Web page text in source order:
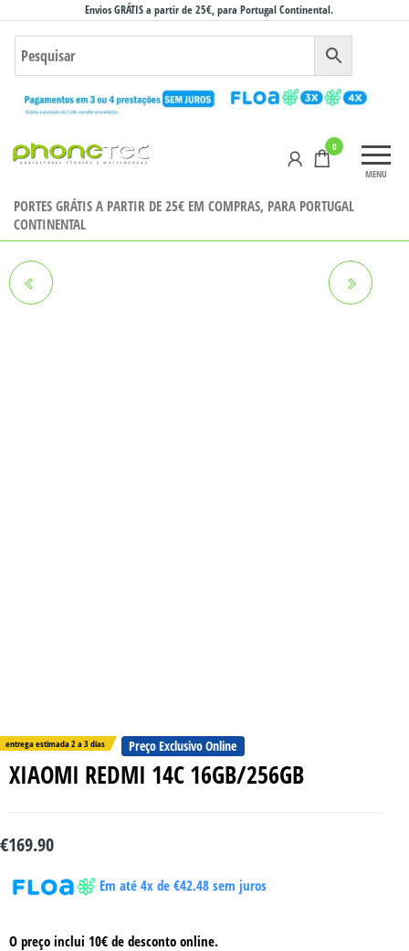
para
conteúdo
Envios GRÁTIS a partir de 25€, para Portugal Continental.
Online
MENU
0
PORTES GRÁTIS A PARTIR DE 25€ EM COMPRAS, PARA PORTUGAL
CONTINENTAL
entrega estimada 2 a 3 dias Preço Exclusivo Online
XIAOMI REDMI 14C 16GB/256GB
€169.90
Em até 4x de €42.48sem juros
O preço inclui 10€ de desconto online.